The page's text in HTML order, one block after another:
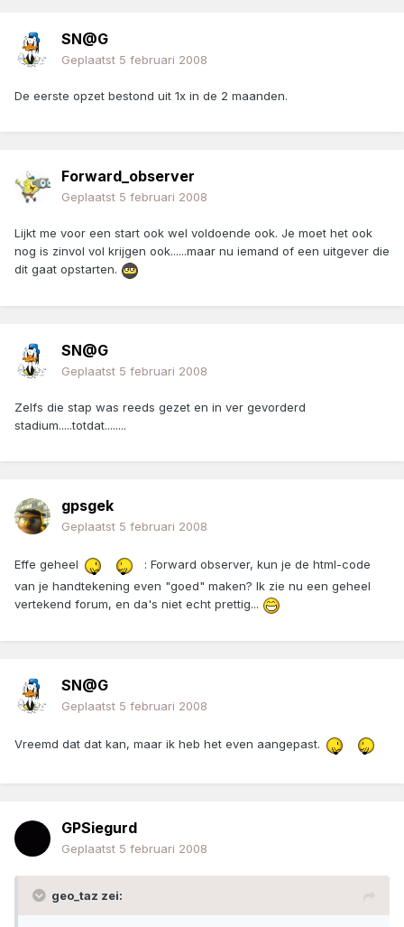
SN@G
Geplaatst 5 februari 2008
De eerste opzet bestond uit 1x in de 2 maanden.
Forward_observer
Geplaatst 5 februari 2008
Lijkt me voor een start ook wel voldoende ook. Je moet het ook
nog is zinvol vol krijgen ook......maar nu iemand of een uitgever die
dit gaat opstarten.
SN@G
Geplaatst 5 februari 2008
Zelfs die stap was reeds gezet en in ver gevorderd
stadium.....totdat........
gpsgek
Geplaatst 5 februari 2008
Effe geheel
: Forward observer, kun je de html-code
van je handtekening even "goed" maken? Ik zie nu een geheel
vertekend forum, en da's niet echt prettig...
SN@G
Geplaatst 5 februari 2008
Vreemd dat dat kan, maar ik heb het even aangepast.
GPSiegurd
Geplaatst 5 februari 2008
geo_taz zei: